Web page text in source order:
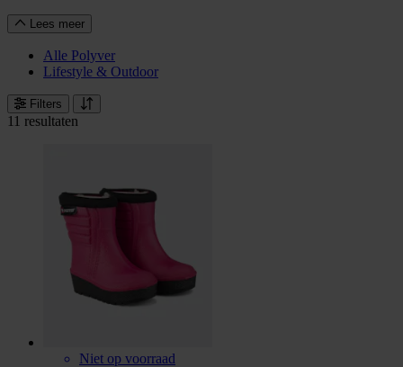
Lees meer
Alle Polyver
Lifestyle & Outdoor
Filters
11 resultaten
Niet op voorraad